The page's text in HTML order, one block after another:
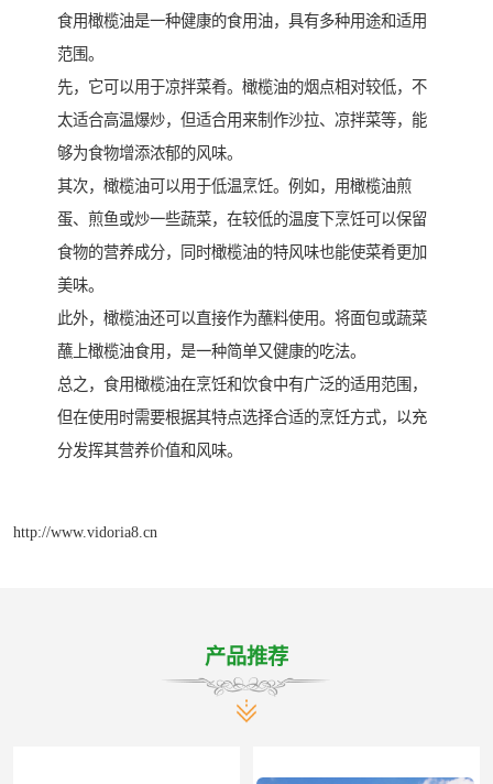
食用橄榄油是一种健康的食用油，具有多种用途和适用
范围。
先，它可以用于凉拌菜肴。橄榄油的烟点相对较低，不
太适合高温爆炒，但适合用来制作沙拉、凉拌菜等，能
够为食物增添浓郁的风味。
其次，橄榄油可以用于低温烹饪。例如，用橄榄油煎
蛋、煎鱼或炒一些蔬菜，在较低的温度下烹饪可以保留
食物的营养成分，同时橄榄油的特风味也能使菜肴更加
美味。
此外，橄榄油还可以直接作为蘸料使用。将面包或蔬菜
蘸上橄榄油食用，是一种简单又健康的吃法。
总之，食用橄榄油在烹饪和饮食中有广泛的适用范围，
但在使用时需要根据其特点选择合适的烹饪方式，以充
分发挥其营养价值和风味。
http://www.vidoria8.cn
产品推荐